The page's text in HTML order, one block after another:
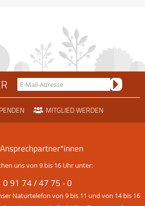
MITGLIED WERDEN
uns von 9 bis 16 Uhr unter:
0 91 74 / 47 75 - 0
Naturtelefon von 9 bis 11 und von 14 bis 16